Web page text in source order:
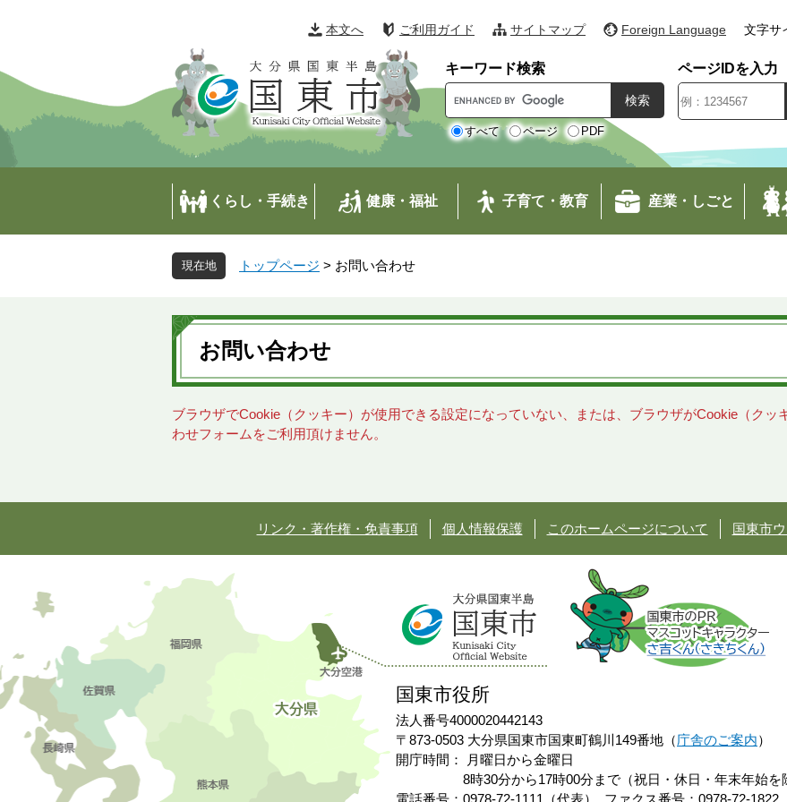
の
で
す
。
ー
ば
し
て
本文へ ご利用ガイド サイトマップ Foreign Language 文字サ
キーワード検索
o
o
l
すべて ページ PDF
ページIDを入力
くらし・手続き 健康・福祉 子育て・教育 産業・しごと
トップページ > お問い合わせ
本
文
お問い合わせ
ブラウザでCookie（クッキー）が使用できる設定になっていない、または、ブラウザがCookie（クッ
わせフォームをご利用頂けません。
リンク・著作権・免責事項 個人情報保護 このホームページについて 国東市
国東市役所
法人番号4000020442143
〒873-0503 大分県国東市国東町鶴川149番地（庁舎のご案内）
開庁時間：
月曜日から金曜日
8時30分から17時00分まで（祝日・休日・年末年始を
電話番号：0978-72-1111（代表）
ファクス番号：0978-72-1822